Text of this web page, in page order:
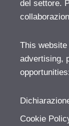
del settore.
This
advertising,
Cookie